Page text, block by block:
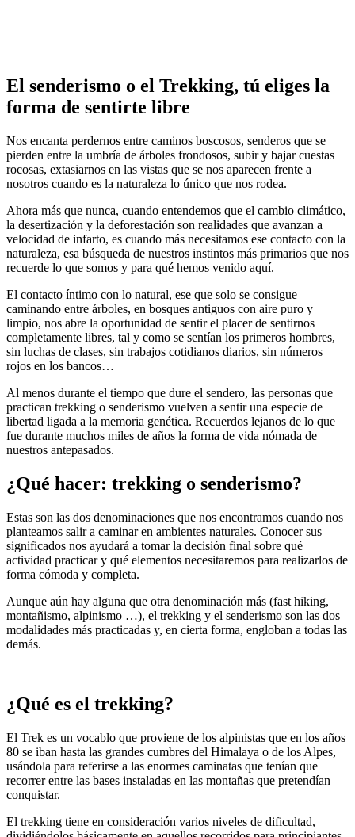
El senderismo o el Trekking, tú eliges la
forma de sentirte libre
Nos encanta perdernos entre caminos boscosos, senderos que se
pierden entre la umbría de árboles frondosos, subir y bajar cuestas
rocosas, extasiarnos en las vistas que se nos aparecen frente a
nosotros cuando es la naturaleza lo único que nos rodea.
Ahora más que nunca, cuando entendemos que el cambio climático,
la desertización y la deforestación son realidades que avanzan a
velocidad de infarto, es cuando más necesitamos ese contacto con la
naturaleza, esa búsqueda de nuestros instintos más primarios que nos
recuerde lo que somos y para qué hemos venido aquí.
El contacto íntimo con lo natural, ese que solo se consigue
caminando entre árboles, en bosques antiguos con aire puro y
limpio, nos abre la oportunidad de sentir el placer de sentirnos
completamente libres, tal y como se sentían los primeros hombres,
sin luchas de clases, sin trabajos cotidianos diarios, sin números
rojos en los bancos…
Al menos durante el tiempo que dure el sendero, las personas que
practican trekking o senderismo vuelven a sentir una especie de
libertad ligada a la memoria genética. Recuerdos lejanos de lo que
fue durante muchos miles de años la forma de vida nómada de
nuestros antepasados.
¿Qué hacer: trekking o senderismo?
Estas son las dos denominaciones que nos encontramos cuando nos
planteamos salir a caminar en ambientes naturales. Conocer sus
significados nos ayudará a tomar la decisión final sobre qué
actividad practicar y qué elementos necesitaremos para realizarlos de
forma cómoda y completa.
Aunque aún hay alguna que otra denominación más (fast hiking,
montañismo, alpinismo …), el trekking y el senderismo son las dos
modalidades más practicadas y, en cierta forma, engloban a todas las
demás.
¿Qué es el trekking?
El Trek es un vocablo que proviene de los alpinistas que en los años
80 se iban hasta las grandes cumbres del Himalaya o de los Alpes,
usándola para referirse a las enormes caminatas que tenían que
recorrer entre las bases instaladas en las montañas que pretendían
conquistar.
El trekking tiene en consideración varios niveles de dificultad,